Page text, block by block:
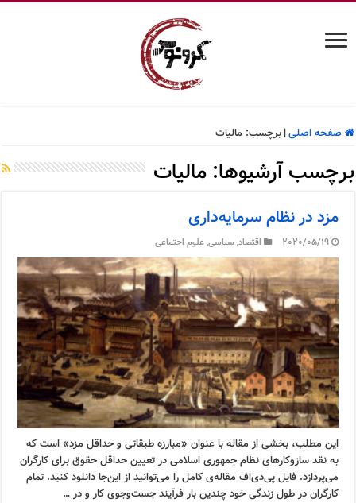
صفحه اصلی| برچسب: مالیات
برچسب آرشیوها:مالیات
مزد در نظام سرمایه‌داری
2020/05/19 اقتصاد, سیاسی,علوم اجتماعی
این مطلب، بخشی از مقاله با عنوان «مبارزه طبقاتی و حداقل مزد» است که
به نقد سازوکارهای نظام جمهوری اسلامی در تعیین حداقل حقوق برای کارگران
می‌پردازد. فایل پی‌دی‌اف مقاله‌ی کامل را می‌توانید از این‌جا دانلود کنید. تمام
کارگران در طول زندگی خود چندین بار فرآیند جست‌وجوی کار و در …